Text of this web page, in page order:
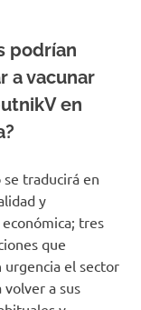
podrían
a vacunar
en
traducirá en
y
tres
que
urgencia el sector
volver a sus